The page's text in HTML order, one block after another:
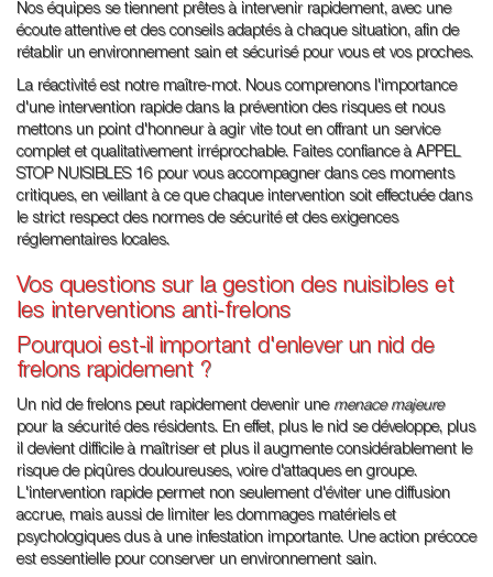
Nos équipes se tiennent prêtes à intervenir rapidement, avec une
écoute attentive et des conseils adaptés à chaque situation, afin de
rétablir un environnement sain et sécurisé pour vous et vos proches.
La réactivité est notre maître-mot. Nous comprenons l'importance
d'une intervention rapide dans la prévention des risques et nous
mettons un point d'honneur à agir vite tout en offrant un service
complet et qualitativement irréprochable. Faites confiance à APPEL
STOP NUISIBLES 16 pour vous accompagner dans ces moments
critiques, en veillant à ce que chaque intervention soit effectuée dans
le strict respect des normes de sécurité et des exigences
réglementaires locales.
Vos questions sur la gestion des nuisibles et
les interventions anti-frelons
Pourquoi est-il important d'enlever un nid de
frelons rapidement ?
Un nid de frelons peut rapidement devenir une menace majeure
pour la sécurité des résidents. En effet, plus le nid se développe, plus
il devient difficile à maîtriser et plus il augmente considérablement le
risque de piqûres douloureuses, voire d'attaques en groupe.
L'intervention rapide permet non seulement d'éviter une diffusion
accrue, mais aussi de limiter les dommages matériels et
psychologiques dus à une infestation importante. Une action précoce
est essentielle pour conserver un environnement sain.